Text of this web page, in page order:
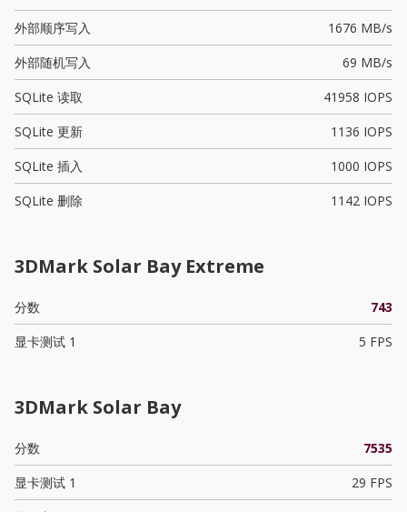
外部顺序写入
1676 MB/s
外部随机写入
69 MB/s
SQLite 读取
41958 IOPS
SQLite 更新
1136 IOPS
SQLite 插入
1000 IOPS
SQLite 删除
1142 IOPS
3DMark Solar Bay Extreme
分数
743
显卡测试 1
5 FPS
3DMark Solar Bay
分数
7535
显卡测试 1
29 FPS